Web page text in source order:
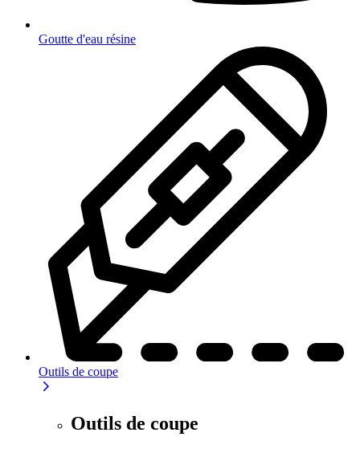
Goutte d'eau résine
Outils de coupe
Outils de coupe